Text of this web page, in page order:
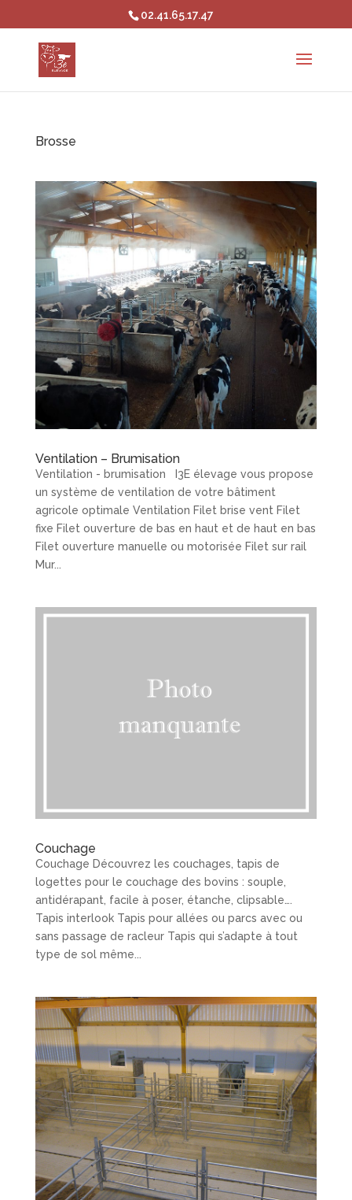
02.41.65.17.47
Brosse
Ventilation – Brumisation
Ventilation - brumisation I3E élevage vous propose
un système de ventilation de votre bâtiment
agricole optimale Ventilation Filet brise vent Filet
fixe Filet ouverture de bas en haut et de haut en bas
Filet ouverture manuelle ou motorisée Filet sur rail
Mur...
Couchage
Couchage Découvrez les couchages, tapis de
logettes pour le couchage des bovins : souple,
antidérapant, facile à poser, étanche, clipsable….
Tapis interlook Tapis pour allées ou parcs avec ou
sans passage de racleur Tapis qui s’adapte à tout
type de sol même...